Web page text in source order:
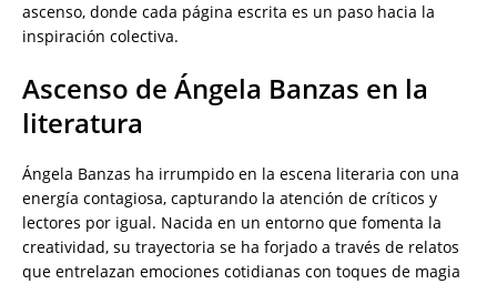
ascenso, donde cada página escrita es un paso hacia la
inspiración colectiva.
Ascenso de Ángela Banzas en la
literatura
Ángela Banzas ha irrumpido en la escena literaria con una
energía contagiosa, capturando la atención de críticos y
lectores por igual. Nacida en un entorno que fomenta la
creatividad, su trayectoria se ha forjado a través de relatos
que entrelazan emociones cotidianas con toques de magia